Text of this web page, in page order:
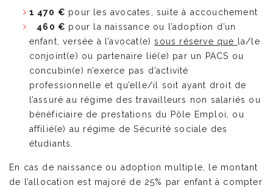
1 470 € pour les avocates, suite à accouchement
460 € pour la naissance ou l’adoption d’un
enfant, versée à l’avocat(e)sous réserve que la/le
conjoint(e) ou partenaire lié(e) par un PACS ou
concubin(e) n’exerce pas d’activité
professionnelle et qu’elle/il soit ayant droit de
l’assuré au régime des travailleurs non salariés ou
bénéficiaire de prestations du Pôle Emploi, ou
affilié(e) au régime de Sécurité sociale des
étudiants.
En cas de naissance ou adoption multiple, le montant
de l’allocation est majoré de 25% par enfant à compter